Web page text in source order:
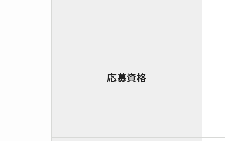
応募資格